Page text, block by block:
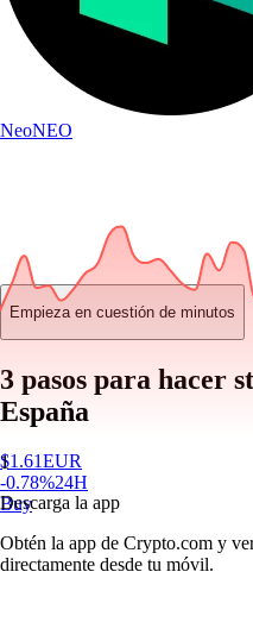
NeoNEO
$1.61EUR
-0.78%24H
Buy
Empieza en cuestión de minutos
3 pasos para hacer
España
1
Descarga la app
Obtén la app de Crypto.com y
directamente desde tu móvil.